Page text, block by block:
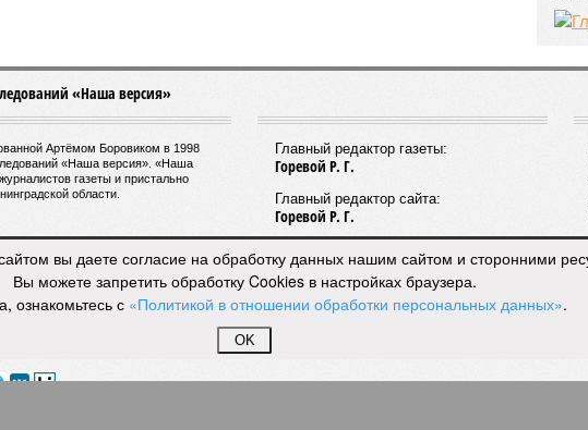
«Наша версия»
Артёмом Боровиком в 1998
«Наша версия». «Наша
газеты и пристально
области.
Главный редактор газеты:
Горевой Р. Г.
Главный редактор сайта:
Горевой Р. Г.
вы даете согласие на обработку данных нашим сайтом и сторонними
Вы можете запретить обработку Cookies в настройках браузера.
ознакомьтесь с «Политикой в отношении обработки персональных данных».
OK